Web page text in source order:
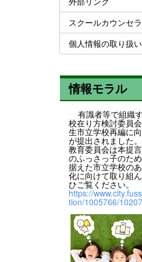
スクールカウンセ
個人情報の取り扱
情報モラル
有識者等で組織
校在り方検討委員
生市立学校再編に
が提出されました
教育委員会は本提
のふっさっ子のた
据えた市立学校の
化に向けて取り組
ひご覧ください。
https://
tion/1005766/